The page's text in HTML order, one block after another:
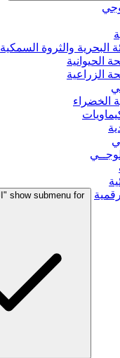
البحرية والثروة السمكية
الحيوانية
الزراعية
الخضراء
show submenu for "المشاركة الرقمية"